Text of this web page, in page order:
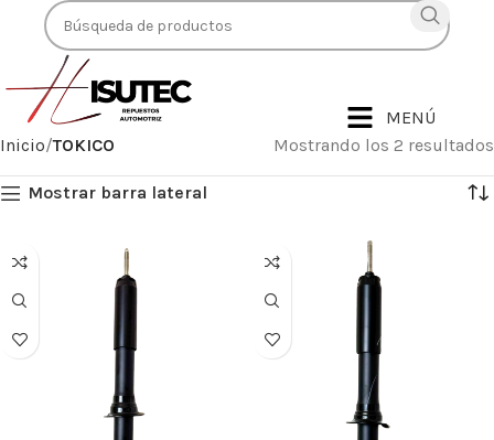
MENÚ
Inicio TOKICO Mostrando los 2 resultados
Mostrar barra lateral